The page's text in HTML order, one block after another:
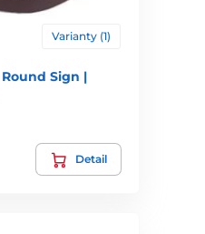
Varianty (1)
Sign |
Detail